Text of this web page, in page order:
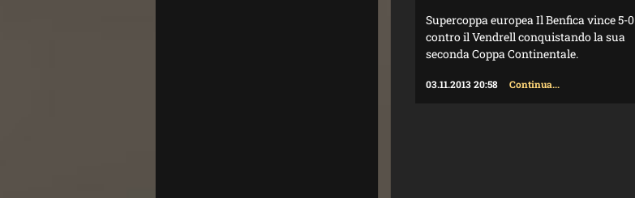
Supercoppa europea Il Benfica vince 5-0
contro il Vendrell conquistando la sua
seconda Coppa Continentale.
03.11.2013 20:58 Continua...